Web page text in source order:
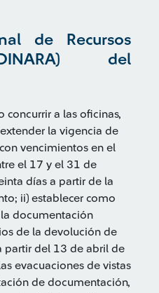
de Recursos
del
concurrir a las oficinas,
la vigencia de
vencimientos en el
el 17 y el 31 de
días a partir de la
ii) establecer como
documentación
de la devolución de
partir del 13 de abril de
evacuaciones de vistas
de documentación,